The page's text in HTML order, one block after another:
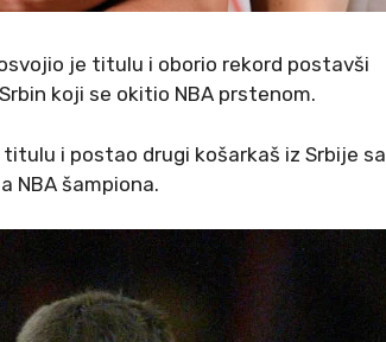
je titulu i oborio rekord postavši
koji se okitio NBA prstenom.
i postao drugi košarkaš iz Srbije sa
NBA šampiona.